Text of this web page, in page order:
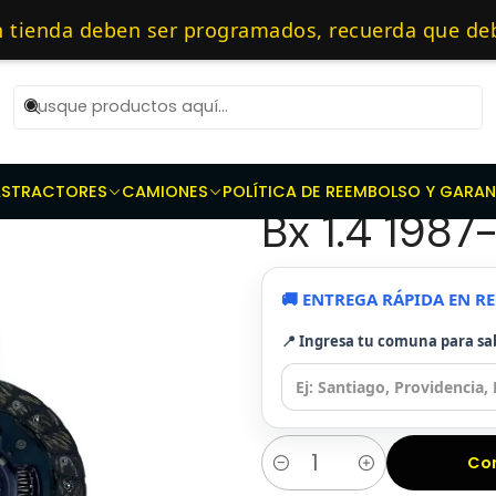
ser programados, recuerda que debes
TRACTORES CAMIONES POLÍTICA DE REEMBOLSO Y
10 AM de Lunes a Viernes y entregaremos al transporte en un
Repuestos de transmisión Kit de Embragues Kit Embrague
Kit
Bx 1.4
🚚 ENTREGA RÁPIDA EN
📍 Ingresa tu comuna para
Cantidad